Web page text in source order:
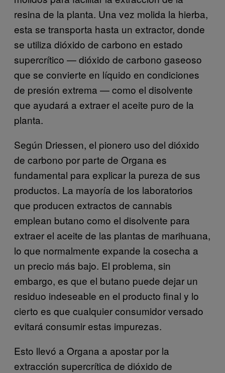
resina de la planta. Una vez molida la hierba,
esta se transporta hasta un extractor, donde
se utiliza dióxido de carbono en estado
supercrítico — dióxido de carbono gaseoso
que se convierte en líquido en condiciones
de presión extrema — como el disolvente
que ayudará a extraer el aceite puro de la
planta.
Según Driessen, el pionero uso del dióxido
de carbono por parte de Organa es
fundamental para explicar la pureza de sus
productos. La mayoría de los laboratorios
que producen extractos de cannabis
emplean butano como el disolvente para
extraer el aceite de las plantas de marihuana,
lo que normalmente expande la cosecha a
un precio más bajo. El problema, sin
embargo, es que el butano puede dejar un
residuo indeseable en el producto final y lo
cierto es que cualquier consumidor versado
evitará consumir estas impurezas.
Esto llevó a Organa a apostar por la
extracción supercrítica de dióxido de